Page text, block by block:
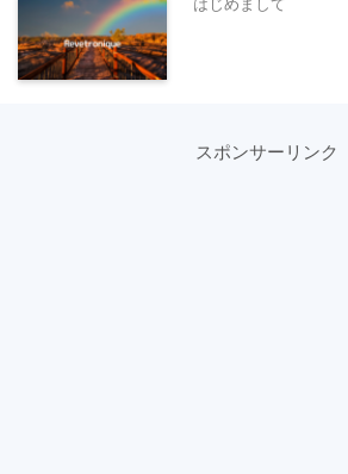
はじめまして
スポンサーリンク